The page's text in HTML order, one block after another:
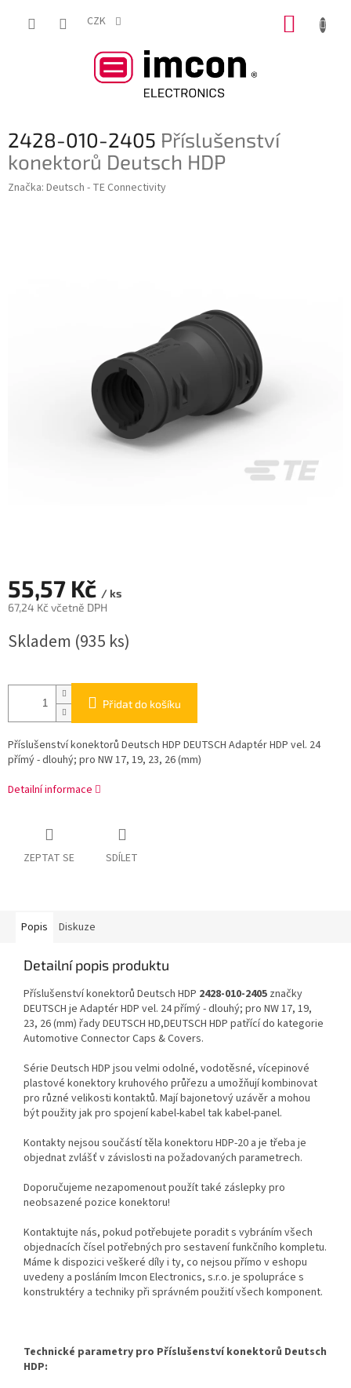
CZK
2428-010-2405 Příslušenství
konektorů Deutsch HDP
Značka: Deutsch - TE Connectivity
55,57 Kč / ks
67,24 Kč včetně DPH
cena:
Skladem (935 ks)
Přidat do košíku
Příslušenství konektorů Deutsch HDP DEUTSCH Adaptér HDP vel. 24
přímý - dlouhý; pro NW 17, 19, 23, 26 (mm)
Detailní informace
ZEPTAT SE SDÍLET
Popis Diskuze
Detailní popis produktu
Příslušenství konektorů Deutsch HDP 2428-010-2405 značky
DEUTSCH je Adaptér HDP vel. 24 přímý - dlouhý; pro NW 17, 19,
23, 26 (mm) řady DEUTSCH HD,DEUTSCH HDP patřící do kategorie
Automotive Connector Caps & Covers.
Série Deutsch HDP jsou velmi odolné, vodotěsné, vícepinové
plastové konektory kruhového průřezu a umožňují kombinovat
pro různé velikosti kontaktů. Mají bajonetový uzávěr a mohou
být použity jak pro spojení kabel-kabel tak kabel-panel.
Kontakty nejsou součástí těla konektoru HDP-20 a je třeba je
objednat zvlášť v závislosti na požadovaných parametrech.
Doporučujeme nezapomenout použít také záslepky pro
neobsazené pozice konektoru!
Kontaktujte nás, pokud potřebujete poradit s vybráním všech
objednacích čísel potřebných pro sestavení funkčního kompletu.
Máme k dispozici veškeré díly i ty, co nejsou přímo v eshopu
uvedeny a posláním Imcon Electronics, s.r.o. je spolupráce s
konstruktéry a techniky při správném použití všech komponent.
Technické parametry pro Příslušenství konektorů Deutsch
HDP: